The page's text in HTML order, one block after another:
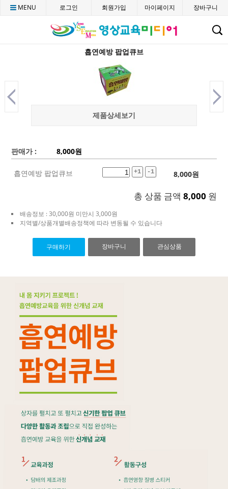
CMENU 로그인 회원가입 마이페이지 장바구니
흡연예방 팝업큐브
제품상세보기
판매가 : 8,000원
흡연예방 팝업큐브 +1 -1 8,000원
총 상품 금액 8,000 원
배송정보 : 30,000원 미만시 3,000원
지역별/상품개별배송정책에 따라 변동될 수 있습니다
구매하기 장바구니 관심상품